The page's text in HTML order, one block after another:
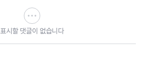
표시할 댓글이 없습니다